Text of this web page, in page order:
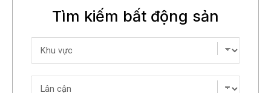
Tìm kiếm bất động sản